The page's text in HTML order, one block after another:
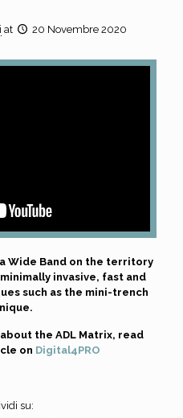
at 20 Novembre 2020
Wide Band on the territory
invasive, fast and
such as the mini-trench
the ADL Matrix, read
on Digital4PRO
su: